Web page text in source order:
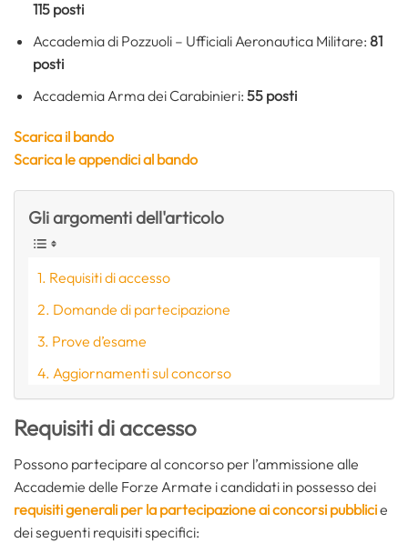
115 posti
Accademia di Pozzuoli – Ufficiali Aeronautica Militare: 81
posti
Accademia Arma dei Carabinieri: 55 posti
Scarica il bando
Scarica le appendici al bando
Gli argomenti dell'articolo
Requisiti di accesso
Domande di partecipazione
Prove d’esame
Aggiornamenti sul concorso
Requisiti di accesso
Possono partecipare al concorso per l’ammissione alle
Accademie delle Forze Armate i candidati in possesso dei
requisiti generali per la partecipazione ai concorsi pubblicie
dei seguenti requisiti specifici: